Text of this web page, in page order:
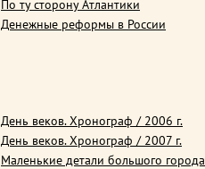
По ту сторону Атлантики
Денежные реформы в России
День веков. Хронограф / 2006 г.
День веков. Хронограф / 2007 г.
Маленькие детали большого города